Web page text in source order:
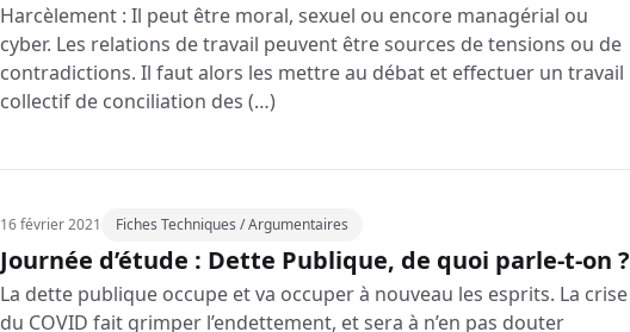
Harcèlement : Il peut être moral, sexuel ou encore managérial ou
cyber. Les relations de travail peuvent être sources de tensions ou de
contradictions. Il faut alors les mettre au débat et effectuer un travail
collectif de conciliation des (…)
16 février 2021 Fiches Techniques / Argumentaires
Journée d’étude : Dette Publique, de quoi parle-t-on ?
La dette publique occupe et va occuper à nouveau les esprits. La crise
du COVID fait grimper l’endettement, et sera à n’en pas douter